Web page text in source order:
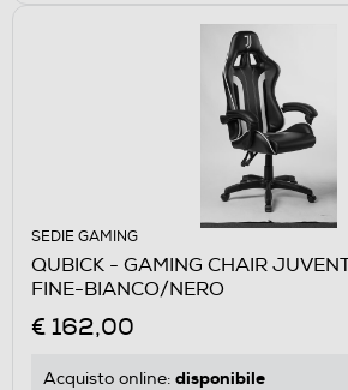
SEDIE GAMING
QUBICK - GAMING CHAIR
FINE-BIANCO/NERO
€ 162,00
Acquisto online: disponibile